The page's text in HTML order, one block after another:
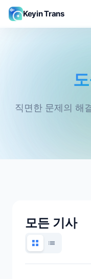
Keyin Trans
직면한 문제의 해
모든 기사